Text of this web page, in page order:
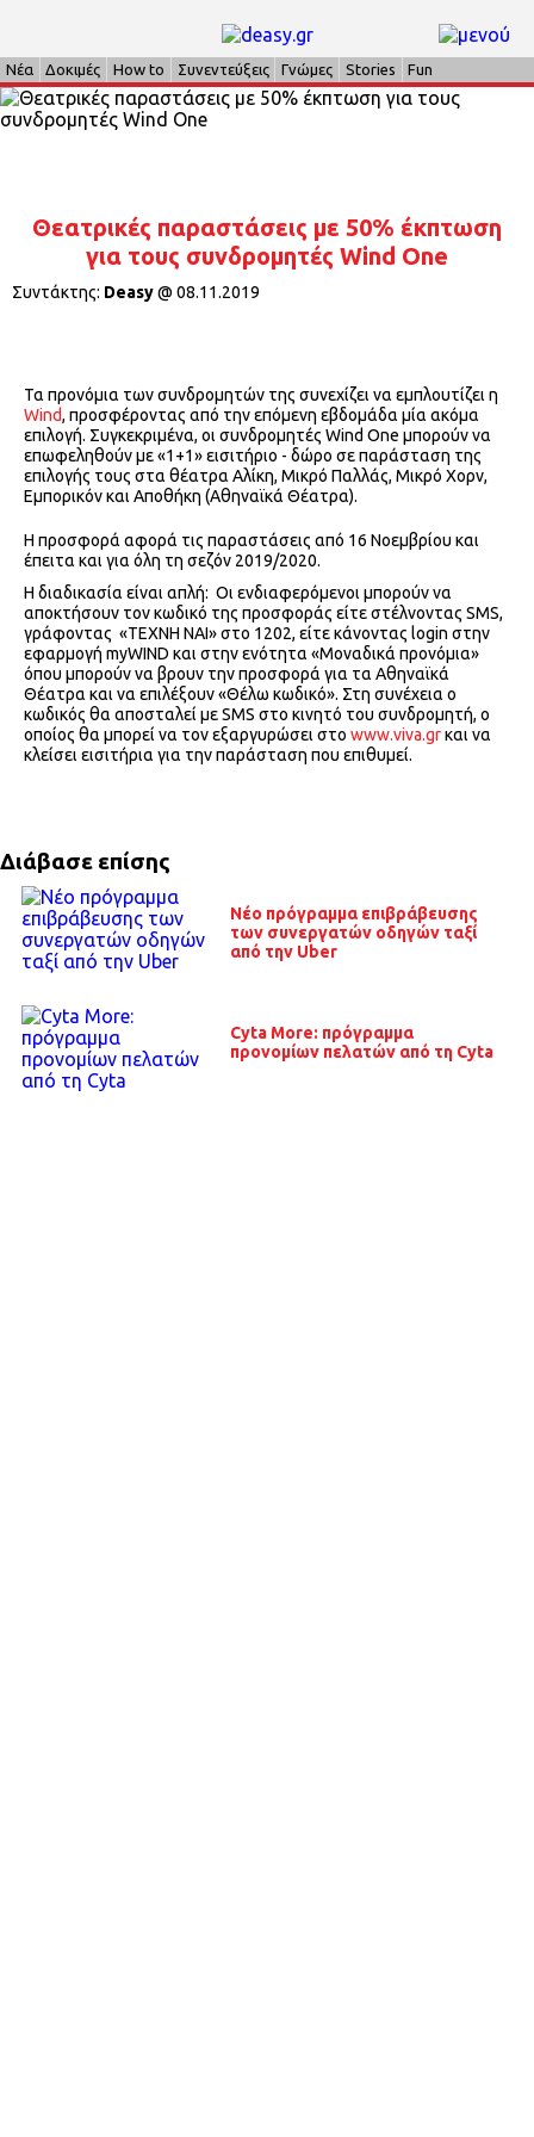
Νέα Δοκιμές How to Συνεντεύξεις Γνώμες Stories Fun
Θεατρικές παραστάσεις με 50% έκπτωση
για τους συνδρομητές Wind One
Συντάκτης: Deasy@ 08.11.2019
Τα προνόμια των συνδρομητών της συνεχίζει να εμπλουτίζει η
Wind, προσφέροντας από την επόμενη εβδομάδα μία ακόμα
επιλογή. Συγκεκριμένα, οι συνδρομητές Wind One μπορούν να
επωφεληθούν με «1+1» εισιτήριο - δώρο σε παράσταση της
επιλογής τους στα θέατρα Αλίκη, Μικρό Παλλάς, Μικρό Χορν,
Εμπορικόν και Αποθήκη (Αθηναϊκά Θέατρα).
Η προσφορά αφορά τις παραστάσεις από 16 Νοεμβρίου και
έπειτα και για όλη τη σεζόν 2019/2020.
Η διαδικασία είναι απλή: Οι ενδιαφερόμενοι μπορούν να
αποκτήσουν τον κωδικό της προσφοράς είτε στέλνοντας SMS,
γράφοντας «ΤΕΧΝΗ ΝΑΙ» στο 1202, είτε κάνοντας login στην
εφαρμογή myWIND και στην ενότητα «Μοναδικά προνόμια»
όπου μπορούν να βρουν την προσφορά για τα Αθηναϊκά
Θέατρα και να επιλέξουν «Θέλω κωδικό». Στη συνέχεια ο
κωδικός θα αποσταλεί με SMS στο κινητό του συνδρομητή, ο
οποίος θα μπορεί να τον εξαργυρώσει στο www.viva.grκαι να
κλείσει εισιτήρια για την παράσταση που επιθυμεί.
Διάβασε επίσης
Νέο πρόγραμμα επιβράβευσης
των συνεργατών οδηγών ταξί
από την Uber
Cyta More: πρόγραμμα
προνομίων πελατών από τη Cyta